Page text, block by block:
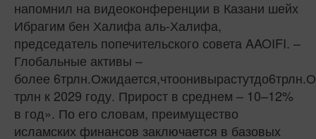
напомнил на видеоконференции в Казани шейх
Ибрагим бен Халифа аль-Халифа,
председатель попечительского совета AAOIFI. –
Глобальные активы –
более
трлн к 2029 году. Прирост в среднем – 10–12%
в год». По его словам, преимущество
исламских финансов заключается в базовых